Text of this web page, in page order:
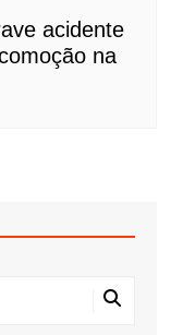
acidente
na